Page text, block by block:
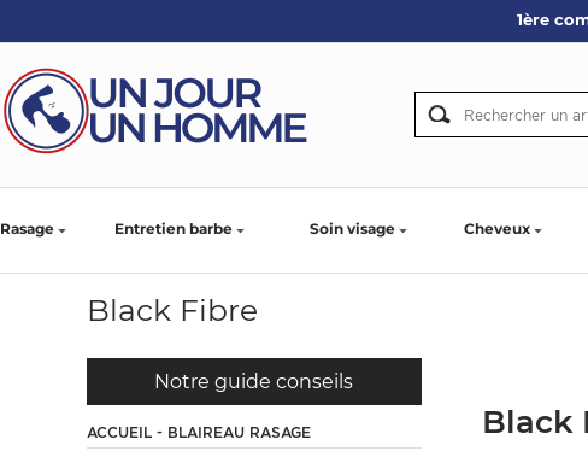
1ère
Rasage Entretien barbe Soin visage Cheveux
Black Fibre
Notre guide conseils
ACCUEIL - BLAIREAU RASAGE Black